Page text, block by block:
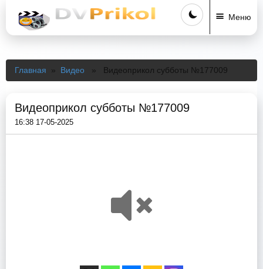
Меню
Главная » Видео » Видеоприкол субботы №177009
Видеоприкол субботы №177009
16:38 17-05-2025